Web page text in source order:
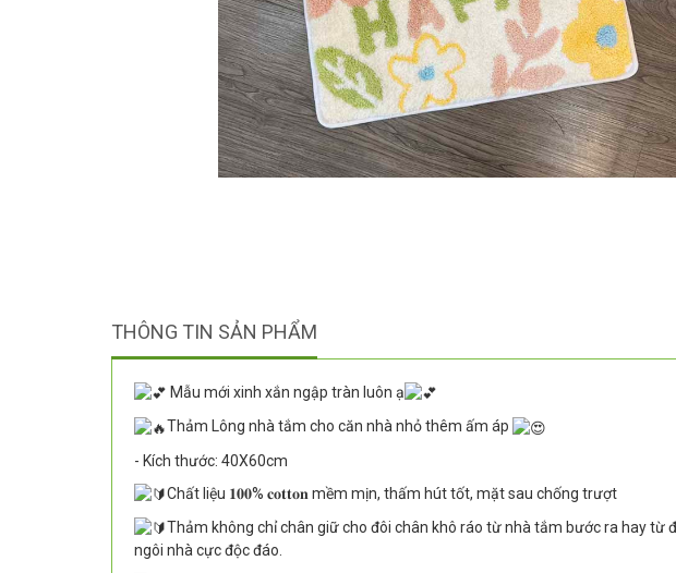
THÔNG TIN SẢN PHẨM
Mẫu mới xinh xắn ngập tràn luôn ạ
Thảm Lông nhà tắm cho căn nhà nhỏ thêm ấm áp
- Kích thước: 40X60cm
Chất liệu 𝟏𝟎𝟎% 𝐜𝐨𝐭𝐭𝐨𝐧 mềm mịn, thấm hút tốt, mặt sau chống trượt
Thảm không chỉ chân giữ cho đôi chân khô ráo từ nhà tắm bước ra hay từ
ngôi nhà cực độc đáo.